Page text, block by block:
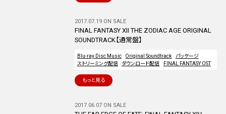
2017.07.19 ON SALE
FINAL FANTASY XII THE ZODIAC AGE ORIGINAL
SOUNDTRACK【通常盤】
Blu-ray Disc Music Original Soundtrack
パッケージ
ストリーミング配信
ダウンロード配信 FINAL FANTASY OST
もっと見る
2017.06.07 ON SALE